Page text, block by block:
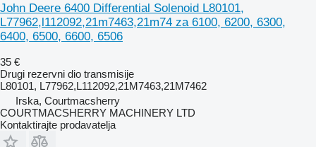
John Deere 6400 Differential Solenoid L80101,
L77962,l112092,21m7463,21m74 za 6100, 6200, 6300,
6400, 6500, 6600, 6506
35 €
Drugi rezervni dio transmisije
L80101, L77962,L112092,21M7463,21M7462
Irska, Courtmacsherry
COURTMACSHERRY MACHINERY LTD
Kontaktirajte prodavatelja